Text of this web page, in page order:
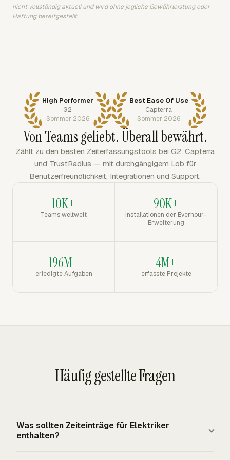
nicht vollständig aktuell und wird ohne jegliche Gewährleistung oder
Haftung bereitgestellt.
High Performer
G2
Sommer 2026
Best Ease Of Use
Capterra
Sommer 2026
Von Teams geliebt. Überall bewährt.
Zählt zu den besten Zeiterfassungstools bei G2, Capterra
und TrustRadius — mit durchgängigem Lob für
Benutzerfreundlichkeit, Integrationen und Support.
10K+
Teams weltweit
90K+
Installationen der Everhour-
Erweiterung
196M+
erledigte Aufgaben
4M+
erfasste Projekte
Häufig gestellte Fragen
Was sollten Zeiteinträge für Elektriker
enthalten?